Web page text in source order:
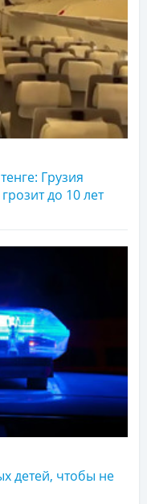
Грузия
до 10 лет
детей, чтобы не